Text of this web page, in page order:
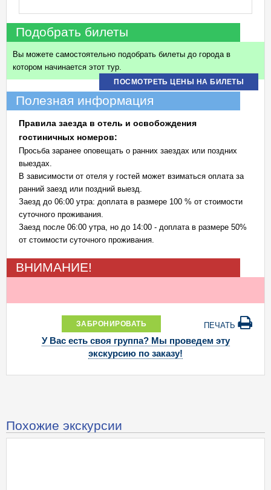
Подобрать билеты
Вы можете самостоятельно подобрать билеты до города в
котором начинается этот тур.
ПОСМОТРЕТЬ ЦЕНЫ НА БИЛЕТЫ
Полезная информация
Правила заезда в отель и освобождения
гостиничных номеров:
Просьба заранее оповещать о ранних заездах или поздних
выездах.
В зависимости от отеля у гостей может взиматься оплата за
ранний заезд или поздний выезд.
Заезд до 06:00 утра: доплата в размере 100 % от стоимости
суточного проживания.
Заезд после 06:00 утра, но до 14:00 - доплата в размере 50%
от стоимости суточного проживания.
ВНИМАНИЕ!
ЗАБРОНИРОВАТЬ ПЕЧАТЬ
У Вас есть своя группа? Мы проведем эту
экскурсию по заказу!
Похожие экскурсии